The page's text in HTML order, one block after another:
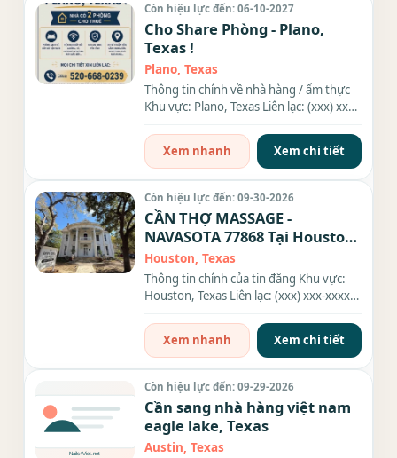
Còn hiệu lực đến: 06-10-2027
Cho Share Phòng - Plano,
Texas !
Plano, Texas
Thông tin chính về nhà hàng / ẩm thực
Khu vực: Plano, Texas Liên lạc: (xxx) xxx-
Xem nhanh
Xem chi tiết
Còn hiệu lực đến: 09-30-2026
CẦN THỢ MASSAGE -
NAVASOTA 77868 Tại Houston,
Texas
Houston, Texas
Thông tin chính của tin đăng Khu vực:
Houston, Texas Liên lạc: (xxx) xxx-xxxx
Xem nhanh
Xem chi tiết
Còn hiệu lực đến: 09-29-2026
Cần sang nhà hàng việt nam
eagle lake, Texas
Austin, Texas